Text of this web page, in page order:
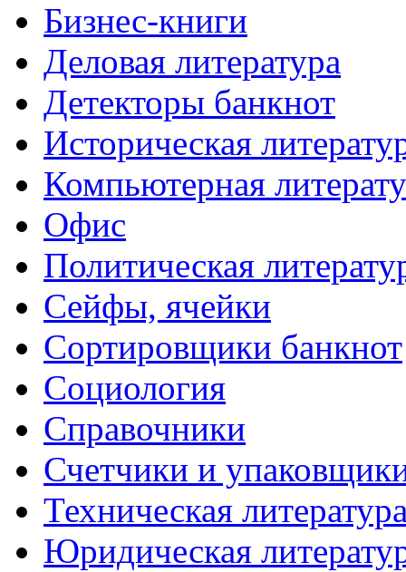
Бизнес-книги
Деловая литература
Детекторы банкнот
Историческая
Компьютерная
Офис
Политическая
Сейфы, ячейки
Сортировщики банкнот
Социология
Справочники
Счетчики и
Техническая
Юридическая